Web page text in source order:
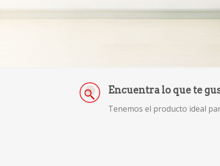
Encuentra lo que te
Tenemos el producto ideal